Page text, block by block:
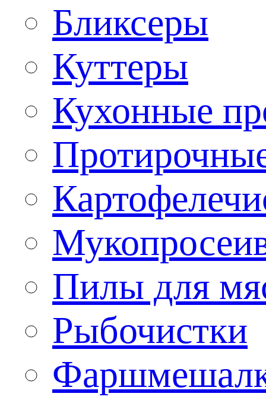
Бликсеры
Куттеры
Кухонные
Пилы для
Рыбочистки